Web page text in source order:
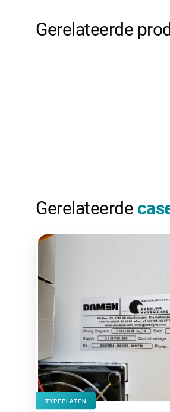
Gerelateerde
Gerelateerde
TYPEPLATEN